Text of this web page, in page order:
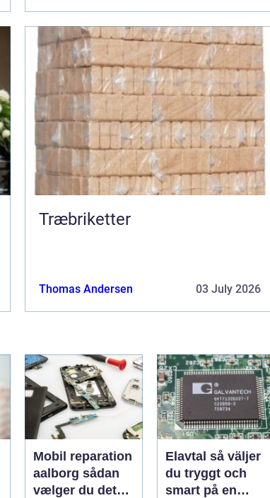
Træbriketter
Thomas Andersen 03 July 2026
Mobil reparation
aalborg sådan
vælger du det
Elavtal så väljer
du tryggt och
smart på en